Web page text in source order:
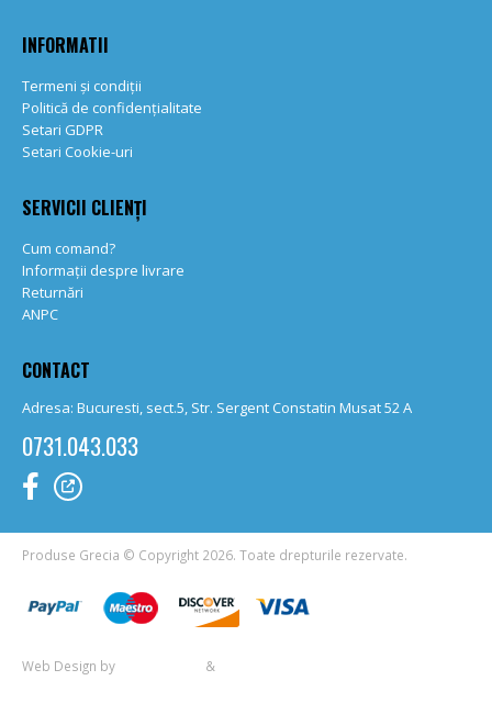
INFORMATII
Termeni și condiții
Politică de confidențialitate
Setari GDPR
Setari Cookie-uri
SERVICII CLIENȚI
Cum comand?
Informații despre livrare
Returnări
ANPC
CONTACT
Adresa: Bucuresti, sect.5, Str. Sergent Constatin Musat 52 A
0731.043.033
Produse Grecia © Copyright 2026. Toate drepturile rezervate.
Web Design by &